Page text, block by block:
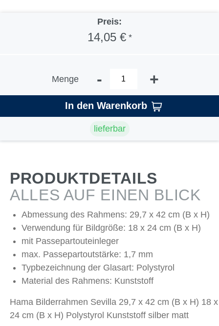
Preis:
14,05 €*
Menge - +
In den Warenkorb
lieferbar
PRODUKTDETAILS
ALLES AUF EINEN BLICK
Abmessung des Rahmens: 29,7 x 42 cm (B x H)
Verwendung für Bildgröße: 18 x 24 cm (B x H)
mit Passepartouteinleger
max. Passepartoutstärke: 1,7 mm
Typbezeichnung der Glasart: Polystyrol
Material des Rahmens: Kunststoff
Hama Bilderrahmen Sevilla 29,7 x 42 cm (B x H) 18 x
24 cm (B x H) Polystyrol Kunststoff silber matt